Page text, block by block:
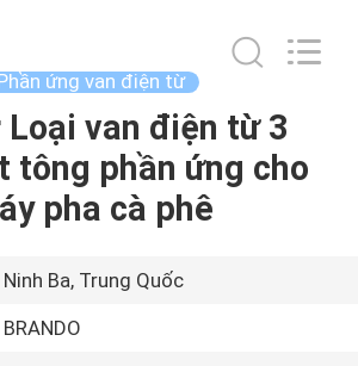
ứng van điện từ
Loại van điện từ 3
tông phần ứng cho
pha cà phê
Ninh Ba, Trung Quốc
BRANDO